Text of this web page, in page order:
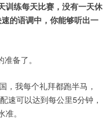
训练每天比赛，没有一天休
的语调中，你能够听出一
备了。
，我每个礼拜都跑半马，
速可以达到每公里5分钟，
。